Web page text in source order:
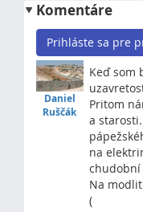
Komentáre
Prihláste sa pre
Daniel
Ruščák
Keď som
Pritom
a
na
Na
(